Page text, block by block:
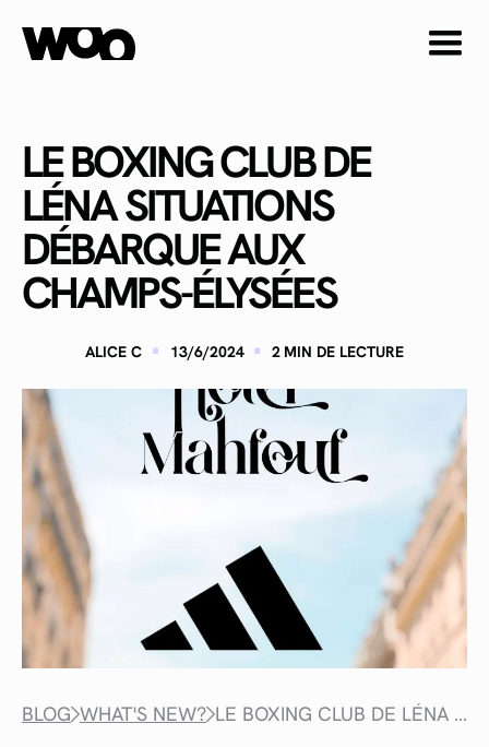
LE BOXING CLUB DE
LÉNA SITUATIONS
DÉBARQUE AUX
CHAMPS-ÉLYSÉES
ALICE C · 13/6/2024 · 2 MIN DE LECTURE
BLOG WHAT'S NEW? LE BOXING CLUB DE LÉNA SITUATIONS DÉBARQUE AUX CHAMPS-ÉLYSÉES